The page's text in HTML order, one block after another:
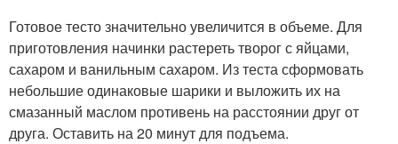
Готовое тесто значительно увеличится в объеме. Для
приготовления начинки растереть творог с яйцами,
сахаром и ванильным сахаром. Из теста сформовать
небольшие одинаковые шарики и выложить их на
смазанный маслом противень на расстоянии друг от
друга. Оставить на 20 минут для подъема.